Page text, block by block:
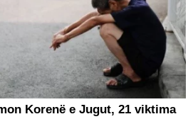
Korenë e Jugut, 21 viktima